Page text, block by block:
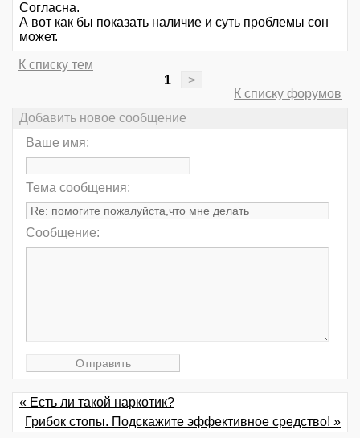
Согласна.
А вот как бы показать наличие и суть проблемы сон
может.
К списку тем
1
>
К списку форумов
Добавить новое сообщение
Ваше имя:
Тема сообщения:
Сообщение:
« Есть ли такой наркотик?
Грибок стопы. Подскажите эффективное средство! »